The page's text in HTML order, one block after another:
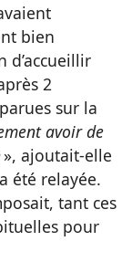
bien
d’accueillir
2
sur la
avoir de
», ajoutait-elle
été relayée.
tant ces
pour